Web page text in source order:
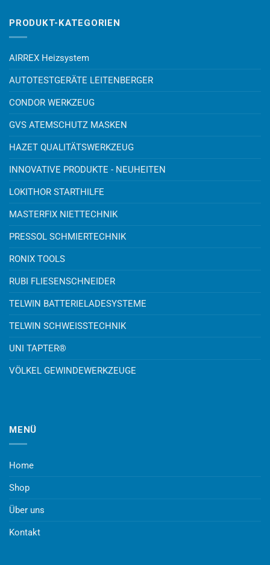
PRODUKT-KATEGORIEN
AIRREX Heizsystem
AUTOTESTGERÄTE LEITENBERGER
CONDOR WERKZEUG
GVS ATEMSCHUTZ MASKEN
HAZET QUALITÄTSWERKZEUG
INNOVATIVE PRODUKTE - NEUHEITEN
LOKITHOR STARTHILFE
MASTERFIX NIETTECHNIK
PRESSOL SCHMIERTECHNIK
RONIX TOOLS
RUBI FLIESENSCHNEIDER
TELWIN BATTERIELADESYSTEME
TELWIN SCHWEISSTECHNIK
UNI TAPTER®
VÖLKEL GEWINDEWERKZEUGE
MENÜ
Home
Shop
Über uns
Kontakt